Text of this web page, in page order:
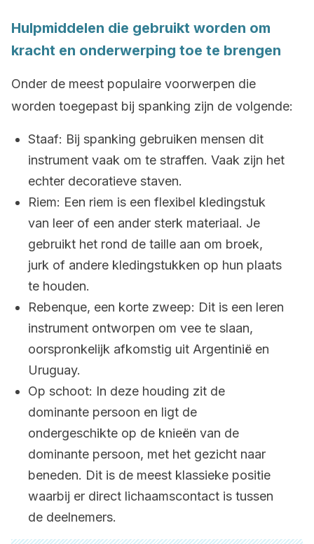
Hulpmiddelen die gebruikt worden om
kracht en onderwerping toe te brengen
Onder de meest populaire voorwerpen die
worden toegepast bij spanking zijn de volgende:
Staaf: Bij spanking gebruiken mensen dit
instrument vaak om te straffen. Vaak zijn het
echter decoratieve staven.
Riem: Een riem is een flexibel kledingstuk
van leer of een ander sterk materiaal. Je
gebruikt het rond de taille aan om broek,
jurk of andere kledingstukken op hun plaats
te houden.
Rebenque, een korte zweep: Dit is een leren
instrument ontworpen om vee te slaan,
oorspronkelijk afkomstig uit Argentinië en
Uruguay.
Op schoot: In deze houding zit de
dominante persoon en ligt de
ondergeschikte op de knieën van de
dominante persoon, met het gezicht naar
beneden. Dit is de meest klassieke positie
waarbij er direct lichaamscontact is tussen
de deelnemers.